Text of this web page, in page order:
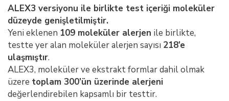
ALEX3 versiyonu ile birlikte test içeriği moleküler
düzeyde genişletilmiştir.
Yeni eklenen 109 moleküler alerjen ile birlikte,
testte yer alan moleküler alerjen sayısı 218’e
ulaşmıştır.
ALEX3, moleküler ve ekstrakt formlar dahil olmak
üzere toplam 300’ün üzerinde alerjeni
değerlendirebilen kapsamlı bir testtir.